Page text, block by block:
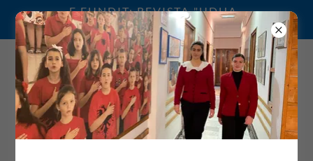
E FUNDIT: REVISTA "UDHA
E SHKRONJAVE" 2026
0692076068